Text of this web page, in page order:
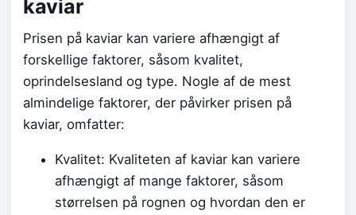
kaviar
Prisen på kaviar kan variere afhængigt af
forskellige faktorer, såsom kvalitet,
oprindelsesland og type. Nogle af de mest
almindelige faktorer, der påvirker prisen på
kaviar, omfatter:
Kvalitet: Kvaliteten af kaviar kan variere
afhængigt af mange faktorer, såsom
størrelsen på rognen og hvordan den er